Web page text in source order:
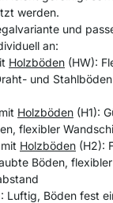
werden.
und
an:
Holzböden (HW):
und
mit Holzböden (H1):
flexibler
mit Holzböden (H2):
Böden, flexibler
Luftig, Böden fest